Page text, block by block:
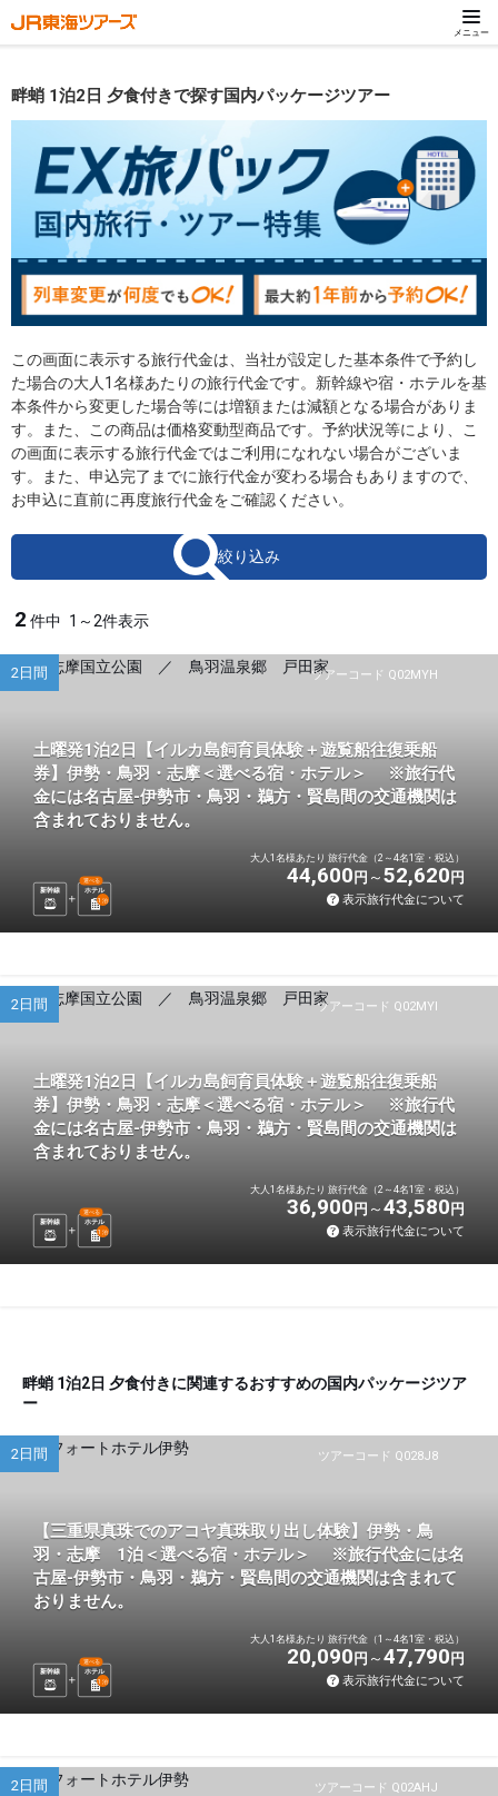
メニュー
畔蛸 1泊2日 夕食付きで探す国内パッケージツアー
この画面に表示する旅行代金は、当社が設定した基本条件で予約し
た場合の大人1名様あたりの旅行代金です。新幹線や宿・ホテルを基
本条件から変更した場合等には増額または減額となる場合がありま
す。また、この商品は価格変動型商品です。予約状況等により、こ
の画面に表示する旅行代金ではご利用になれない場合がございま
す。また、申込完了までに旅行代金が変わる場合もありますので、
お申込に直前に再度旅行代金をご確認ください。
絞り込み
2 件中 1～2件表示
ツアーコード Q02MYH
2日間
土曜発1泊2日【イルカ島飼育員体験＋遊覧船往復乗船
券】伊勢・鳥羽・志摩＜選べる宿・ホテル＞ ※旅行代
金には名古屋-伊勢市・鳥羽・鵜方・賢島間の交通機関は
含まれておりません。
新幹線 ホテル
選べる
1 泊
大人1名様あたり 旅行代金（2～4名1室・税込）
44,600 円 52,620 円
表示旅行代金について
ツアーコード Q02MYI
2日間
土曜発1泊2日【イルカ島飼育員体験＋遊覧船往復乗船
券】伊勢・鳥羽・志摩＜選べる宿・ホテル＞ ※旅行代
金には名古屋-伊勢市・鳥羽・鵜方・賢島間の交通機関は
含まれておりません。
新幹線 ホテル
選べる
1 泊
大人1名様あたり 旅行代金（2～4名1室・税込）
36,900 円 43,580 円
表示旅行代金について
畔蛸 1泊2日 夕食付きに関連するおすすめの国内パッケージツア
ー
ツアーコード Q028J8
2日間
【三重県真珠でのアコヤ真珠取り出し体験】伊勢・鳥
羽・志摩 1泊＜選べる宿・ホテル＞ ※旅行代金には名
古屋-伊勢市・鳥羽・鵜方・賢島間の交通機関は含まれて
おりません。
新幹線 ホテル
選べる
1 泊
大人1名様あたり 旅行代金（1～4名1室・税込）
20,090 円 47,790 円
表示旅行代金について
ツアーコード Q02AHJ
2日間